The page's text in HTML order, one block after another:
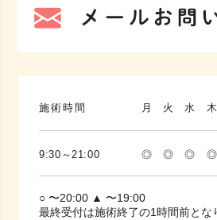
施術時間 月 火 水 木
9:30～21:00 ◎ ◎ ◎ ◎
○ 〜20:00 ▲ 〜19:00
最終受付は施術終了の1時間前とな